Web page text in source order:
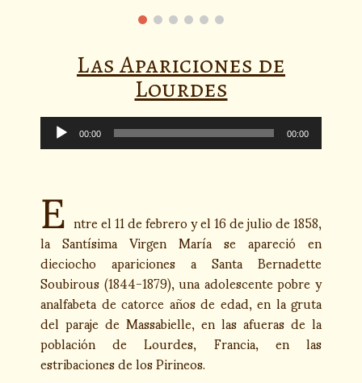
Las Apariciones de
Lourdes
Reproductor
de
audio
00:00 00:00
E ntre el 11 de febrero y el 16 de julio de 1858,
la Santísima Virgen María se apareció en
dieciocho apariciones a Santa Bernadette
Soubirous (1844-1879), una adolescente pobre y
analfabeta de catorce años de edad, en la gruta
del paraje de Massabielle, en las afueras de la
población de Lourdes, Francia, en las
estribaciones de los Pirineos.